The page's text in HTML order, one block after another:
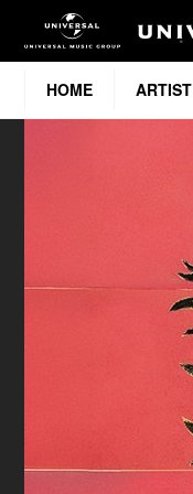
HOME ARTIST